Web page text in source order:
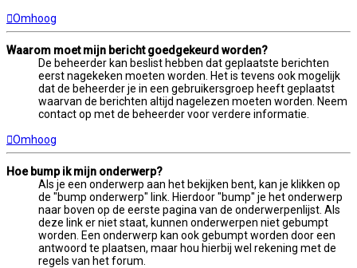
Omhoog
Waarom moet mijn bericht goedgekeurd worden?
De beheerder kan beslist hebben dat geplaatste berichten
eerst nagekeken moeten worden. Het is tevens ook mogelijk
dat de beheerder je in een gebruikersgroep heeft geplaatst
waarvan de berichten altijd nagelezen moeten worden. Neem
contact op met de beheerder voor verdere informatie.
Omhoog
Hoe bump ik mijn onderwerp?
Als je een onderwerp aan het bekijken bent, kan je klikken op
de "bump onderwerp" link. Hierdoor "bump" je het onderwerp
naar boven op de eerste pagina van de onderwerpenlijst. Als
deze link er niet staat, kunnen onderwerpen niet gebumpt
worden. Een onderwerp kan ook gebumpt worden door een
antwoord te plaatsen, maar hou hierbij wel rekening met de
regels van het forum.